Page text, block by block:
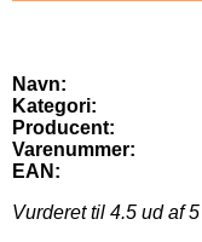
Navn:
Kategori:
Producent:
Varenummer:
EAN:
Vurderet til 4.5 ud af